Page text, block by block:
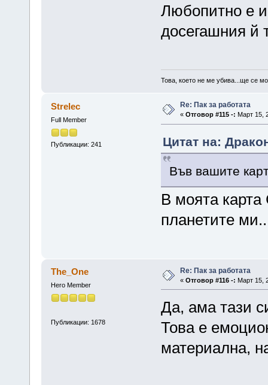
Любопитно е
досегашния й
Това, което не ме убива...ще се
Strelec
Full Member
Публикации: 241
Re: Пак за работата
« Отговор #115 -: Март 15,
Цитат на:
Във вашите
В моята карта
планетите
The_One
Hero Member
Публикации: 1678
Re: Пак за работата
« Отговор #116 -: Март 15,
Да, ама тази
Това е
материална,